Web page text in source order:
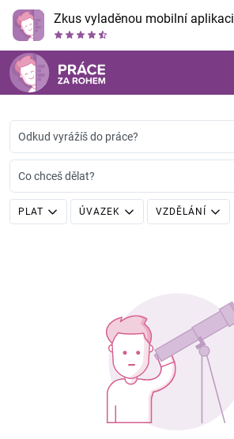
Zkus vyladěnou mobilní aplikaci
Odkud vyrážíš do práce?
Co chceš dělat?
PLAT ÚVAZEK VZDĚLÁNÍ